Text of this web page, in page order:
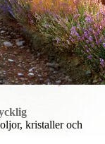
kristaller och